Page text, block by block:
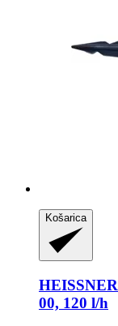
Košarica
HEISSNER
00, 120 l/h